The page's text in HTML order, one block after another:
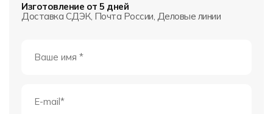
Изготовление от 5 дней
Доставка СДЭК, Почта России, Деловые линии